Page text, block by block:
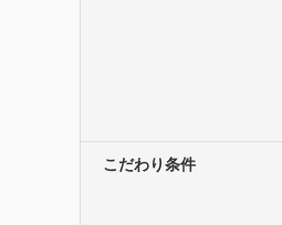
こだわり条件